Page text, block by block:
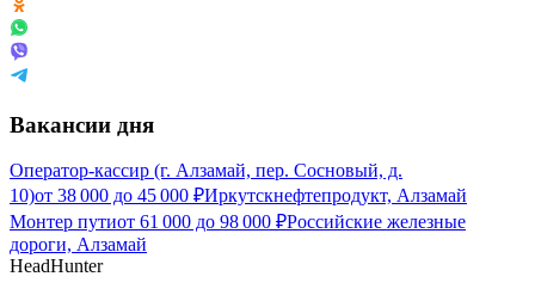
Вакансии дня
Оператор-кассир (г. Алзамай, пер. Сосновый, д.
10)от 38 000 до 45 000 ₽Иркутскнефтепродукт, Алзамай
Монтер путиот 61 000 до 98 000 ₽Российские железные
дороги, Алзамай
HeadHunter